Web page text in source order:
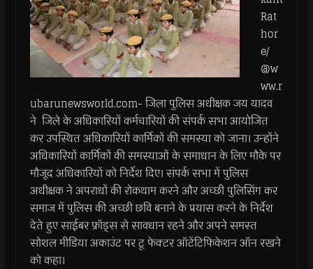
Rat
hor
e/
@w
ww.r
ubarunewsworld.com- जिला पुलिस अधीक्षक जय यादव
ने जिले के अधिकारियों कर्मचारियों की संपर्क सभा आयोजित
कर उपस्थित अधिकारियों कार्मिकों की समस्या को जाना। उन्होंने
अधिकारियों कार्मिकों की समस्याओं के समाधान के लिए मौके पर
मौजूद अधिकारियों को निर्देश दिए। संपर्क सभा में पुलिस
अधीक्षक ने अपराधों की रोकथाम करने और अच्छी पुलिसिंग कर
समाज में पुलिस की अच्छी छवि बनाने के प्रयास करने के निर्देश
देते हुए साईबर फ्रॉड्स से सावधान रहने और अपने समस्त
सोशल मीडिया अकाउंट पर टू फेक्टर ऑटेंटिफिकेशन ऑन रखने
को कहा।